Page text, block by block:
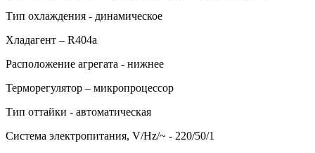
Тип охлаждения - динамическое
Хладагент – R404a
Расположение агрегата - нижнее
Терморегулятор – микропроцессор
Тип оттайки - автоматическая
Система электропитания, V/Hz/~ - 220/50/1